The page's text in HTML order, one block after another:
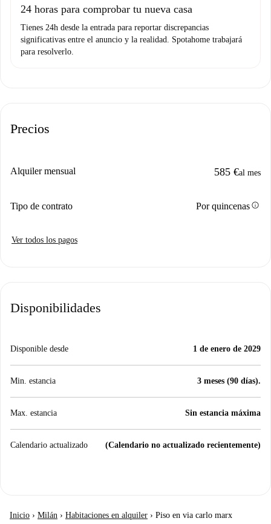
24 horas para comprobar tu nueva casa
Tienes 24h desde la entrada para reportar discrepancias
significativas entre el anuncio y la realidad. Spotahome trabajará
para resolverlo.
Precios
Alquiler mensual 585 €al mes
Tipo de contrato Por quincenasinfo
Ver todos los pagos
Disponibilidades
Disponible desde 1 de enero de 2029
Min. estancia 3 meses (90 días).
Max. estancia Sin estancia máxima
Calendario actualizado (Calendario no actualizado recientemente)
Inicio › Milán › Habitaciones en alquiler › Piso en via carlo marx